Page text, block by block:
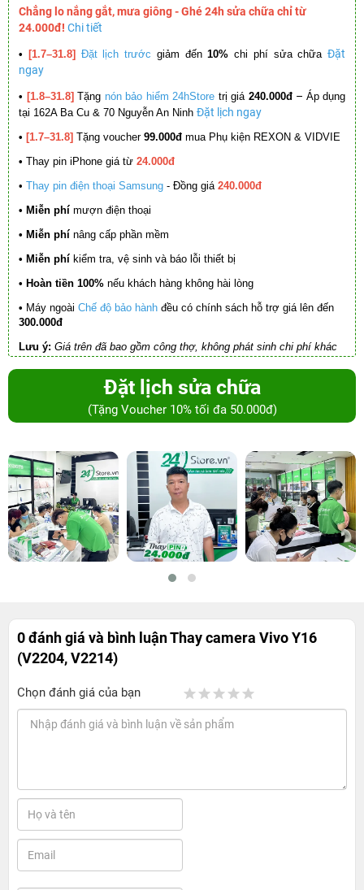
Chẳng lo nắng gắt, mưa giông - Ghé 24h sửa chữa chỉ từ
24.000đ! Chi tiết
• [1.7–31.8] Đặt lịch trước giảm đến10% chi phí sửa chữa Đặt
ngay
• [1.8–31.8] Tặng nón bảo hiểm 24hStore trị giá 240.000đ – Áp dụng
tại 162A Ba Cu & 70 Nguyễn An Ninh Đặt lịch ngay
• [1.7–31.8] Tặng voucher 99.000đ mua Phụ kiện REXON & VIDVIE
• Thay pin iPhone giá từ 24.000đ
• Thay pin điện thoại Samsung - Đồng giá 240.000đ
• Miễn phí mượn điện thoại
• Miễn phí nâng cấp phần mềm
• Miễn phí kiểm tra, vệ sinh và báo lỗi thiết bị
• Hoàn tiền 100% nếu khách hàng không hài lòng
• Máy ngoài Chế độ bảo hành đều có chính sách hỗ trợ giá lên đến
300.000đ
Lưu ý: Giá trên đã bao gồm công thợ, không phát sinh chi phí khác
Đặt lịch sửa chữa
(Tặng Voucher 10% tối đa 50.000đ)
0 đánh giá và bình luậnThay camera Vivo Y16
(V2204, V2214)
Chọn đánh giá của bạn